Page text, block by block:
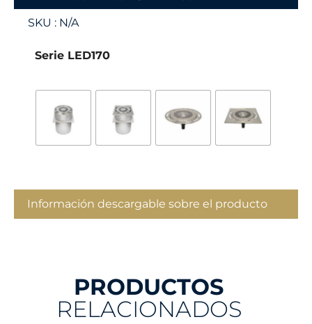
SKU : N/A
Serie LED170
Información descargable sobre el producto
PRODUCTOS
RELACIONADOS